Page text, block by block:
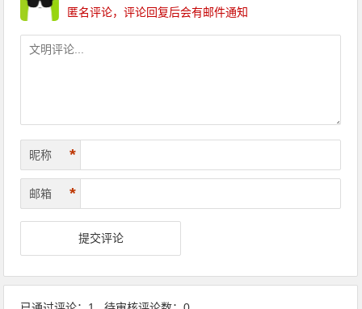
匿名评论，评论回复后会有邮件通知
昵称 *
邮箱 *